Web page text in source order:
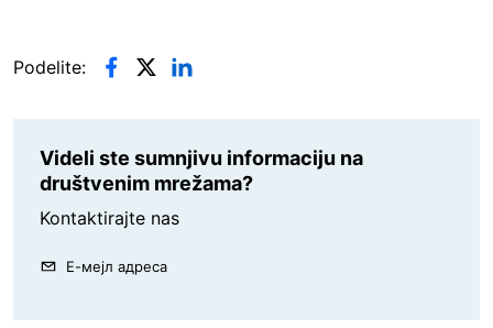
Podelite:
Videli ste sumnjivu informaciju na
društvenim mrežama?
Kontaktirajte nas
Е-мејл адреса